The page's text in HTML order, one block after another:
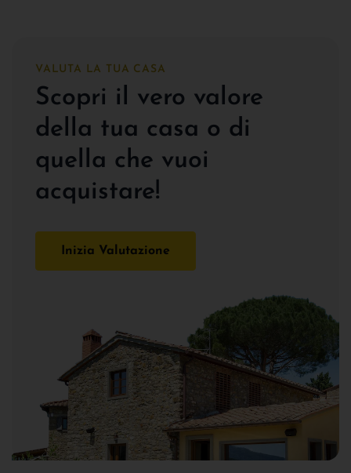
VALUTA LA TUA CASA
Scopri il vero valore
della tua casa o di
quella che vuoi
acquistare!
Inizia Valutazione